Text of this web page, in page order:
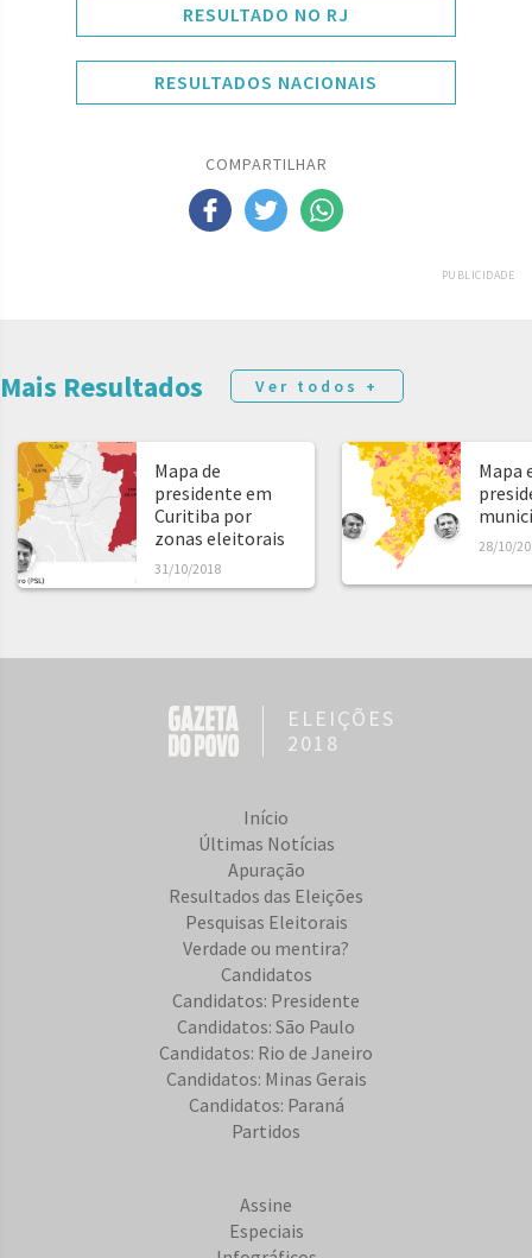
RESULTADO NO RJ
RESULTADOS NACIONAIS
COMPARTILHAR
PUBLICIDADE
Mais Resultados Ver todos +
Mapa de
presidente em
Curitiba por
zonas eleitorais
31/10/2018
Mapa
28/10/
ELEIÇÕES
2018
Início
Últimas Notícias
Apuração
Resultados das Eleições
Pesquisas Eleitorais
Verdade ou mentira?
Candidatos
Candidatos: Presidente
Candidatos: São Paulo
Candidatos: Rio de Janeiro
Candidatos: Minas Gerais
Candidatos: Paraná
Partidos
Assine
Especiais